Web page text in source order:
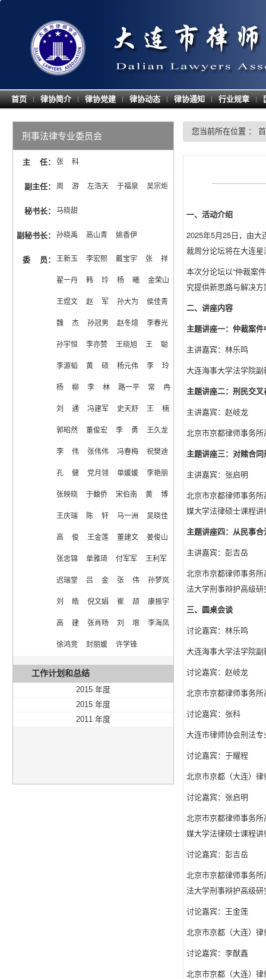
首页 | 律协简介 | 律协党建 | 律协动态 | 律协通知 | 行业规章 |
刑事法律专业委员会
主 任： 张  科
副主任： 周  游  左浩天  于福泉  吴宗炬
秘书长： 马晓甜
副秘书长： 孙晓禹  高山青  姚香伊
委 员 ： 王新玉  李宏熙  戴宝宇  张  祥
翟一丹  韩  玲  杨  曦  金荣山
王煜文  赵  军  孙大为  侯佳青
魏  杰  孙冠男  赵冬煊  李春光
孙宇恒  李亦赞  王晓旭  王  聪
李源韬  黄  硕  杨元伟  李  玲
杨  柳  李  林  路一平  常  冉
刘  通  冯建军  史天舒  王  楠
郭昭然  董俊宏  李  勇  王久龙
李  伟  张伟伟  冯春梅  祝樊迪
孔  健  党月领  单媛媛  李艳丽
张映晓  于馥侨  宋伯南  黄  博
王庆瑞  陈  轩  马一洲  吴晓佳
高  俊  王金莲  董建文  姜俊山
张忠锦  单雅琦  付军军  王利军
迟瑞堂  吕  金  张  伟  孙梦岚
刘  皓  倪文娟  崔  颉  康振宇
高  建  张肖旸  刘  垠  李海凤
徐鸿竞  封丽媛  许学锋
工作计划和总结
2015 年度
2015 年度
2011 年度
您当前所在位置 ：
一、活动介绍
2025年5月25日，由
裁周分论坛将在大连
本次分论坛以“仲裁案
究提供新思路与解决方
二、讲座内容
主题讲座一：仲裁案
主讲嘉宾：林乐鸣
大连海事大学法学院
主题讲座二：刑民交
主讲嘉宾：赵岐龙
北京市京都律师事务
主题讲座三：对赌合
主讲嘉宾：张启明
北京市京都律师事务
媒大学法律硕士课程讲
主题讲座四：从民事
主讲嘉宾：彭吉岳
北京市京都律师事务
法大学刑事辩护高级
三、圆桌会谈
讨论嘉宾：林乐鸣
大连海事大学法学院
讨论嘉宾：赵岐龙
北京市京都律师事务
讨论嘉宾：张科
大连市律师协会刑法
讨论嘉宾：于耀程
北京市京都（大连）
讨论嘉宾：张启明
北京市京都律师事务
媒大学法律硕士课程讲
讨论嘉宾：彭吉岳
北京市京都律师事务
法大学刑事辩护高级
讨论嘉宾：王金莲
北京市京都（大连）
讨论嘉宾：李猷鑫
北京市京都（大连）